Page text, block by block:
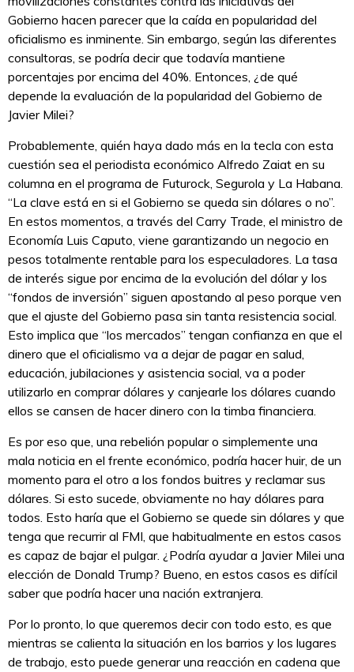
Gobierno hacen parecer que la caída en popularidad del
oficialismo es inminente. Sin embargo, según las diferentes
consultoras, se podría decir que todavía mantiene
porcentajes por encima del 40%. Entonces, ¿de qué
depende la evaluación de la popularidad del Gobierno de
Javier Milei?
Probablemente, quién haya dado más en la tecla con esta
cuestión sea el periodista económico Alfredo Zaiat en su
columna en el programa de Futurock, Segurola y La Habana.
“La clave está en si el Gobierno se queda sin dólares o no”.
En estos momentos, a través del Carry Trade, el ministro de
Economía Luis Caputo, viene garantizando un negocio en
pesos totalmente rentable para los especuladores. La tasa
de interés sigue por encima de la evolución del dólar y los
“fondos de inversión” siguen apostando al peso porque ven
que el ajuste del Gobierno pasa sin tanta resistencia social.
Esto implica que “los mercados” tengan confianza en que el
dinero que el oficialismo va a dejar de pagar en salud,
educación, jubilaciones y asistencia social, va a poder
utilizarlo en comprar dólares y canjearle los dólares cuando
ellos se cansen de hacer dinero con la timba financiera.
Es por eso que, una rebelión popular o simplemente una
mala noticia en el frente económico, podría hacer huir, de un
momento para el otro a los fondos buitres y reclamar sus
dólares. Si esto sucede, obviamente no hay dólares para
todos. Esto haría que el Gobierno se quede sin dólares y que
tenga que recurrir al FMI, que habitualmente en estos casos
es capaz de bajar el pulgar. ¿Podría ayudar a Javier Milei una
elección de Donald Trump? Bueno, en estos casos es difícil
saber que podría hacer una nación extranjera.
Por lo pronto, lo que queremos decir con todo esto, es que
mientras se calienta la situación en los barrios y los lugares
de trabajo, esto puede generar una reacción en cadena que